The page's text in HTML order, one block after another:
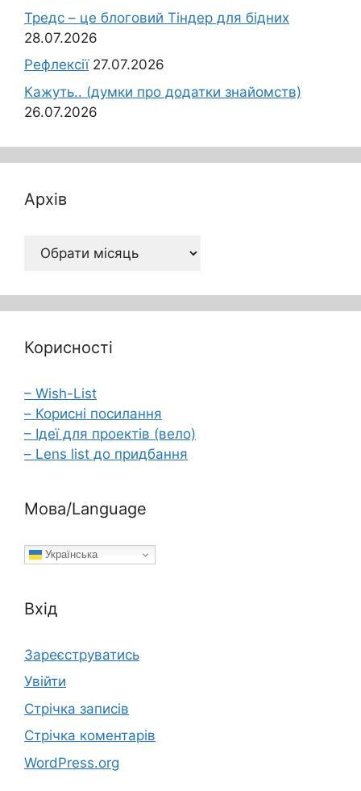
Тредс – це блоговий Тіндер для бідних
28.07.2026
Рефлексії 27.07.2026
Кажуть.. (думки про додатки знайомств)
26.07.2026
Архів
Архів
Корисності
– Wish-List
– Корисні посилання
– Ідеї для проектів (вело)
– Lens list до придбання
Мова/Language
Українська
Вхід
Зареєструватись
Увійти
Стрічка записів
Стрічка коментарів
WordPress.org